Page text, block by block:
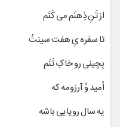
از تَنِ ذِهنَم می کَنَم
تا سفره یِ هفت سینتُ
بِچینی رو خاکِ تَنَم
اُمید وُ آرزومه که
یه سال رویایی باشه